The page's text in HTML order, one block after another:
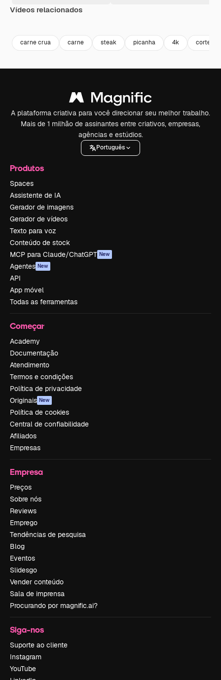
Vídeos relacionados
carne crua carne steak picanha 4k corte
A plataforma criativa para você direcionar seu melhor trabalho.
Mais de 1 milhão de assinantes entre criativos, empresas,
agências e estúdios.
Português
Produtos
Spaces
Assistente de IA
Gerador de imagens
Gerador de vídeos
Texto para voz
Conteúdo de stock
MCP para Claude/ChatGPT New
Agentes New
API
App móvel
Todas as ferramentas
Começar
Academy
Documentação
Atendimento
Termos e condições
Política de privacidade
Originais New
Política de cookies
Central de confiabilidade
Afiliados
Empresas
Empresa
Preços
Sobre nós
Reviews
Emprego
Tendências de pesquisa
Blog
Eventos
Slidesgo
Vender conteúdo
Sala de imprensa
Procurando por magnific.ai?
Siga-nos
Suporte ao cliente
Instagram
YouTube